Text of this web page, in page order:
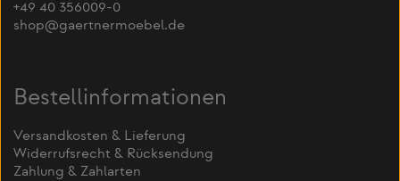
+49 40 356009-0
shop@gaertnermoebel.de
Bestellinformationen
Versandkosten & Lieferung
Widerrufsrecht & Rücksendung
Zahlung & Zahlarten